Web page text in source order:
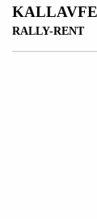
RALLY-RENT